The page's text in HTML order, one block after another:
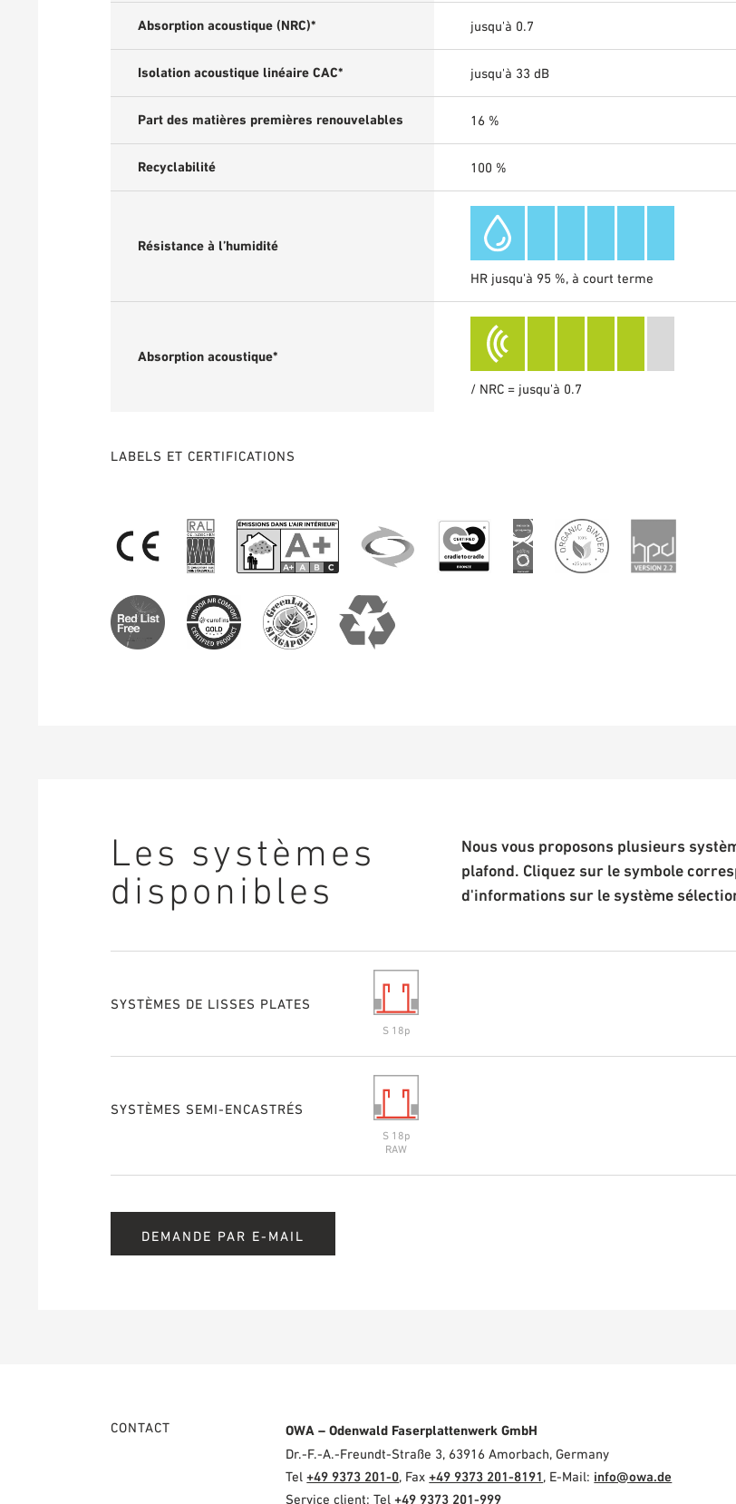
Absorption acoustique (NRC)* jusqu'à 0.7
Isolation acoustique linéaire CAC* jusqu'à 33 dB
Part des matières premières renouvelables 16 %
Recyclabilité 100 %
Résistance à l’humidité
HR jusqu'à 95 %, à court terme
Absorption acoustique*
/ NRC = jusqu'à 0.7
LABELS ET CERTIFICATIONS
Les systèmes
disponibles
Nous vous proposons plusieurs
plafond. Cliquez sur le symbole
d'informations sur le système
SYSTÈMES DE LISSES PLATES
S 18p
SYSTÈMES SEMI-ENCASTRÉS
S 18p
RAW
DEMANDE PAR E-MAIL
CONTACT OWA – Odenwald Faserplattenwerk GmbH
Dr.-F.-A.-Freundt-Straße 3, 63916 Amorbach, Germany
Tel+49 9373 201-0, Fax+49 9373 201-8191, E-Mail: info@owa.de
Service client: Tel+49 9373 201-999